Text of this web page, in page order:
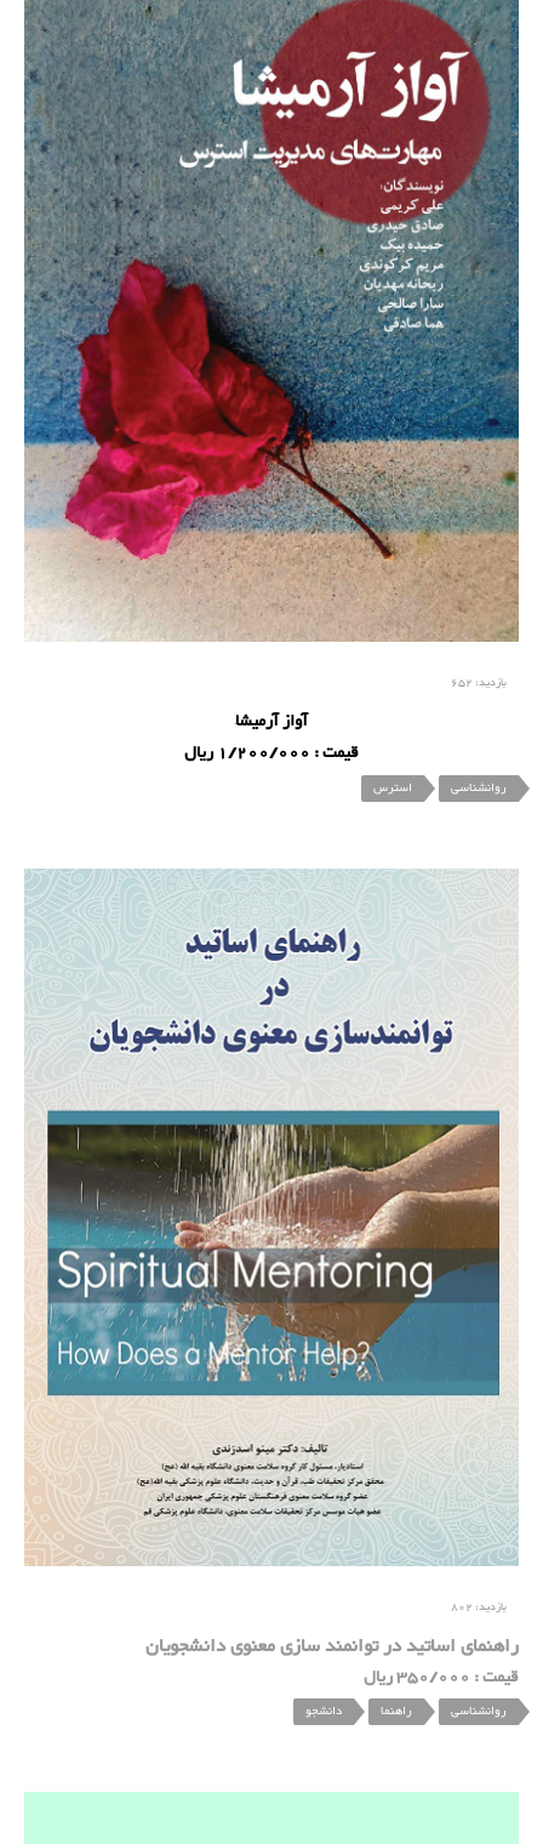
بازدید: 652
آواز آرمیشا
قیمت : 1/200/000 ریال
روانشناسی استرس
بازدید: 802
راهنمای اساتید در توانمند سازی معنوی دانشجویان
قیمت : 350/000 ریال
روانشناسی راهنما دانشجو